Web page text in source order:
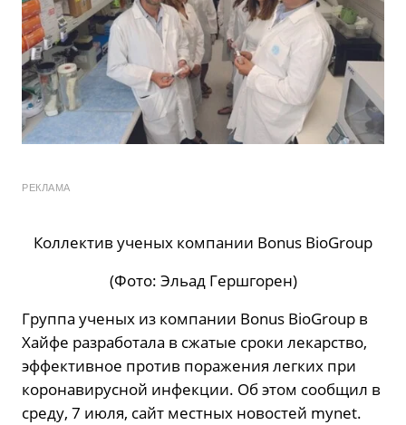
РЕКЛАМА
Коллектив ученых компании Bonus BioGroup
(Фото: Эльад Гершгорен)
Группа ученых из компании Bonus BioGroup в
Хайфе разработала в сжатые сроки лекарство,
эффективное против поражения легких при
коронавирусной инфекции. Об этом сообщил в
среду, 7 июля, сайт местных новостей mynet.